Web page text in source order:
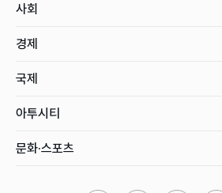
사회
경제
국제
아투시티
문화·스포츠